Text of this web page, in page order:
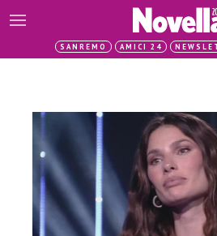
SANREMO AMICI 24